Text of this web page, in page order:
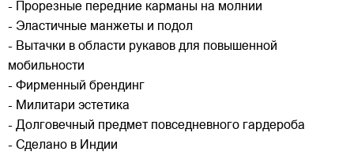
- Прорезные передние карманы на молнии
- Эластичные манжеты и подол
- Вытачки в области рукавов для повышенной
мобильности
- Фирменный брендинг
- Милитари эстетика
- Долговечный предмет повседневного гардероба
- Сделано в Индии